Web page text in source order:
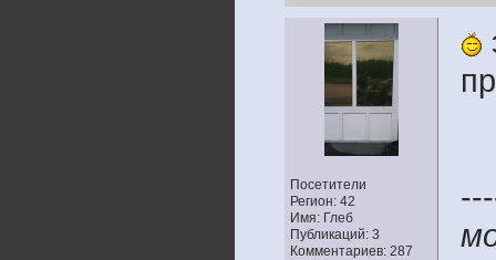
Посетители
Регион: 42
Имя: Глеб
Публикаций: 3
Комментариев: 287